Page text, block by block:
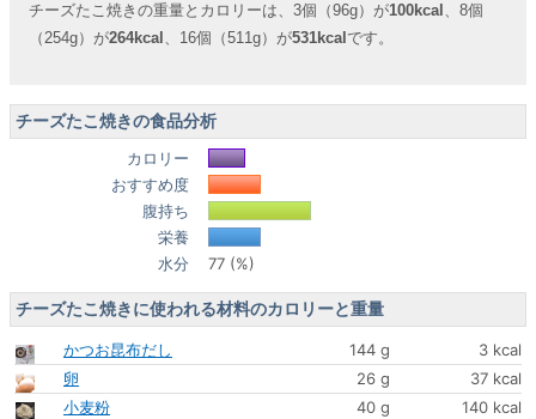
チーズたこ焼きの重量とカロリーは、3個（96g）が100kcal 、8個
（254g）が264kcal 、16個（511g）が531kcal です。
チーズたこ焼きの食品分析
カロリー
おすすめ度
腹持ち
栄養
水分
77 (%)
チーズたこ焼きに使われる材料のカロリーと重量
かつお昆布だし 144 g
3 kcal
卵
26 g
37 kcal
小麦粉
40 g
140 kcal